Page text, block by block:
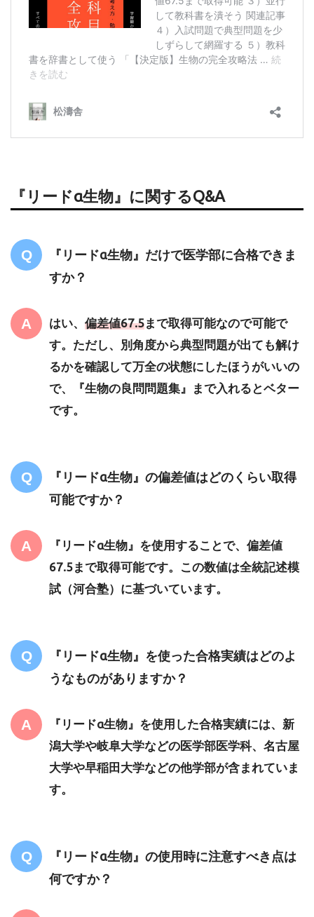
『リードα生物』に関するQ&A
『リードα生物』だけで医学部に合格できま
すか？
はい、 偏差値67.5まで取得可能なので可能で
す。ただし、別角度から典型問題が出ても解け
るかを確認して万全の状態にしたほうがいいの
で、『生物の良問問題集』まで入れるとベター
です。
『リードα生物』の偏差値はどのくらい取得
可能ですか？
『リードα生物』を使用することで、偏差値
67.5まで取得可能です。この数値は全統記述模
試（河合塾）に基づいています。
『リードα生物』を使った合格実績はどのよ
うなものがありますか？
『リードα生物』を使用した合格実績には、新
潟大学や岐阜大学などの医学部医学科、名古屋
大学や早稲田大学などの他学部が含まれていま
す。
『リードα生物』の使用時に注意すべき点は
何ですか？